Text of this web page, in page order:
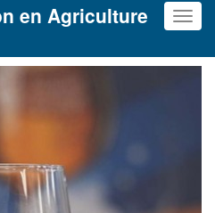
en Agriculture